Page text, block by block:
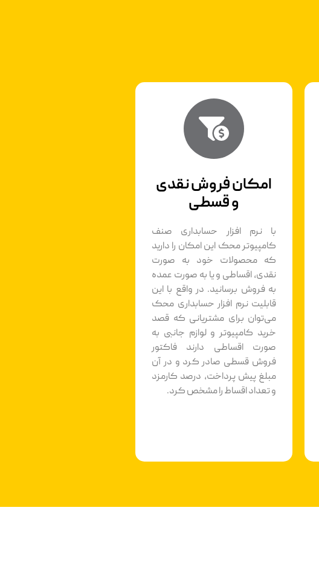
امکان فروش نقدی
و قسطی
با نرم افزار حسابداری صنف
کامپیوتر محک این امکان را دارید
که محصولات خود به صورت
نقدی، اقساطی و یا به صورت عمده
به فروش برسانید. در واقع با این
قابلیت نرم افزار حسابداری محک
می‌توان برای مشتریانی که قصد
خرید کامپیوتر و لوازم جانبی به
صورت اقساطی دارند فاکتور
فروش قسطی صادر کرد و در آن
مبلغ پیش پرداخت، درصد کارمزد
و تعداد اقساط را مشخص کرد.